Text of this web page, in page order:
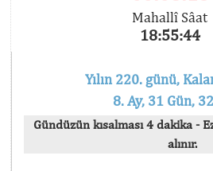
Mahallî Sâat
18:55:44
Yılın 220. günü,
8. Ay, 31 Gün,
Gündüzün kısalması 4 dakika -
alınır.